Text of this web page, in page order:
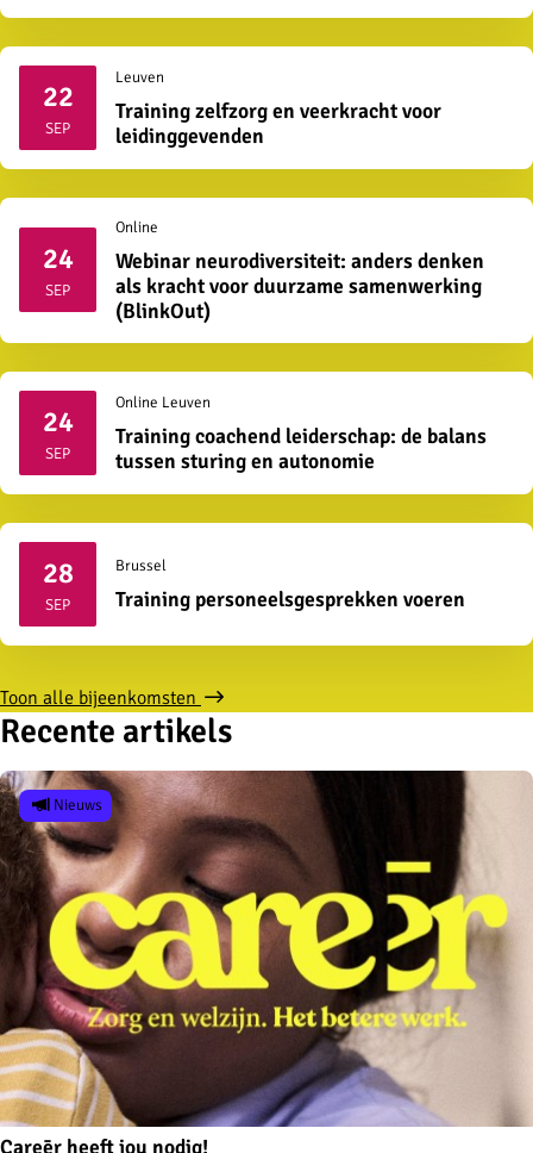
22
SEP2026
Leuven
Training zelfzorg en veerkracht voor
leidinggevenden
24
SEP2026
Online
Webinar neurodiversiteit: anders denken
als kracht voor duurzame samenwerking
(BlinkOut)
24
SEP2026
Online Leuven
Training coachend leiderschap: de balans
tussen sturing en autonomie
28
SEP2026
Brussel
Training personeelsgesprekken voeren
Toon alle bijeenkomsten
Recente artikels
Careēr heeft jou nodig!
Nieuws